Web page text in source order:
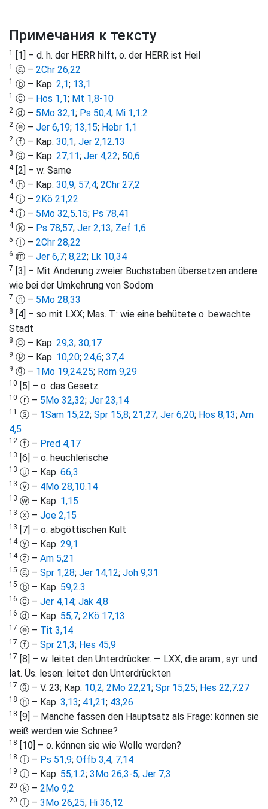
Примечания к тексту
1 [1] – d. h. der HERR hilft, o. der HERR ist Heil
1 ⓐ – 2Chr 26,22
1 ⓑ – Kap. 2,1; 13,1
1 ⓒ – Hos 1,1; Mt 1,8-10
2 ⓓ – 5Mo 32,1; Ps 50,4; Mi 1,1.2
2 ⓔ – Jer 6,19; 13,15; Hebr 1,1
2 ⓕ – Kap. 30,1; Jer 2,12.13
3 ⓖ – Kap. 27,11; Jer 4,22; 50,6
4[2] – w. Same
4ⓗ – Kap. 30,9; 57,4; 2Chr 27,2
4ⓘ – 2Kö 21,22
4ⓙ – 5Mo 32,5.15; Ps 78,41
4ⓚ – Ps 78,57; Jer 2,13; Zef 1,6
5 ⓛ – 2Chr 28,22
6 ⓜ – Jer 6,7; 8,22; Lk 10,34
7 [3] – Mit Änderung zweier Buchstaben übersetzen andere:
wie bei der Umkehrung von Sodom
7 ⓝ – 5Mo 28,33
8 [4] – so mit LXX; Mas. T.: wie eine behütete o. bewachte
Stadt
8 ⓞ – Kap. 29,3; 30,17
9 ⓟ – Kap. 10,20; 24,6; 37,4
9 ⓠ – 1Mo 19,24.25; Röm 9,29
10 [5] – o. das Gesetz
10 ⓡ – 5Mo 32,32; Jer 23,14
11 ⓢ – 1Sam 15,22; Spr 15,8; 21,27; Jer 6,20; Hos 8,13; Am
4,5
12 ⓣ – Pred 4,17
13 [6] – o. heuchlerische
13 ⓤ – Kap. 66,3
13 ⓥ – 4Mo 28,10.14
13 ⓦ – Kap. 1,15
13 ⓧ – Joe 2,15
13 [7] – o. abgöttischen Kult
14ⓨ – Kap. 29,1
14ⓩ – Am 5,21
15 ⓐ – Spr 1,28; Jer 14,12; Joh 9,31
15 ⓑ – Kap. 59,2.3
16 ⓒ – Jer 4,14; Jak 4,8
16 ⓓ – Kap. 55,7; 2Kö 17,13
17 ⓔ – Tit 3,14
17 ⓕ – Spr 21,3; Hes 45,9
17 [8] – w. leitet den Unterdrücker. — LXX, die aram., syr. und
lat. Üs. lesen: leitet den Unterdrückten
17 ⓖ – V. 23; Kap. 10,2; 2Mo 22,21; Spr 15,25; Hes 22,7.27
18 ⓗ – Kap. 3,13; 41,21; 43,26
18 [9] – Manche fassen den Hauptsatz als Frage: können sie
weiß werden wie Schnee?
18 [10] – o. können sie wie Wolle werden?
18 ⓘ – Ps 51,9; Offb 3,4; 7,14
19 ⓙ – Kap. 55,1.2; 3Mo 26,3-5; Jer 7,3
20 ⓚ – 2Mo 9,2
20 ⓛ – 3Mo 26,25; Hi 36,12